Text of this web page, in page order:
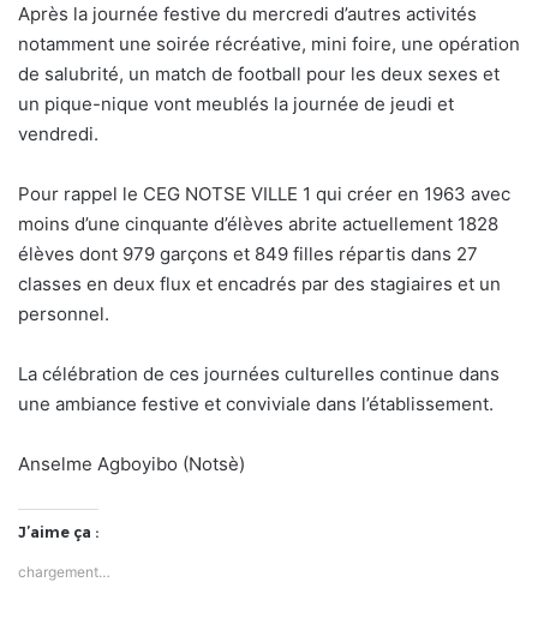
Après la journée festive du mercredi d’autres activités
notamment une soirée récréative, mini foire, une opération
de salubrité, un match de football pour les deux sexes et
un pique-nique vont meublés la journée de jeudi et
vendredi.
Pour rappel le CEG NOTSE VILLE 1 qui créer en 1963 avec
moins d’une cinquante d’élèves abrite actuellement 1828
élèves dont 979 garçons et 849 filles répartis dans 27
classes en deux flux et encadrés par des stagiaires et un
personnel.
La célébration de ces journées culturelles continue dans
une ambiance festive et conviviale dans l’établissement.
Anselme Agboyibo (Notsè)
J’aime ça :
chargement…